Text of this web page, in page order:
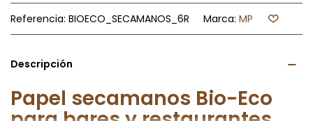
Referencia: BIOECO_SECAMANOS_6R Marca: MP
Descripción
Papel secamanos Bio-Eco